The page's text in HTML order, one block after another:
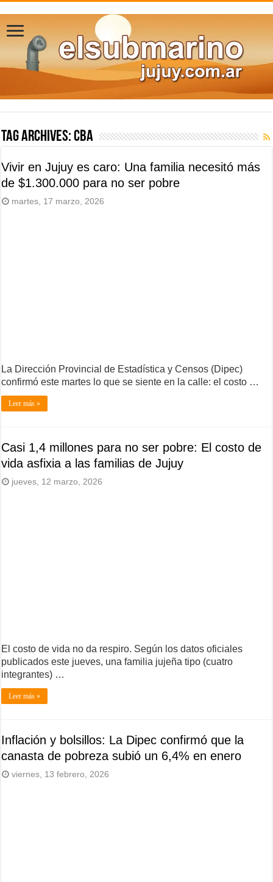
Tag Archives:CBA
Vivir en Jujuy es caro: Una familia necesitó más
de $1.300.000 para no ser pobre
martes, 17 marzo, 2026
La Dirección Provincial de Estadística y Censos (Dipec)
confirmó este martes lo que se siente en la calle: el costo …
Leer más »
Casi 1,4 millones para no ser pobre: El costo de
vida asfixia a las familias de Jujuy
jueves, 12 marzo, 2026
El costo de vida no da respiro. Según los datos oficiales
publicados este jueves, una familia jujeña tipo (cuatro
integrantes) …
Leer más »
Inflación y bolsillos: La Dipec confirmó que la
canasta de pobreza subió un 6,4% en enero
viernes, 13 febrero, 2026